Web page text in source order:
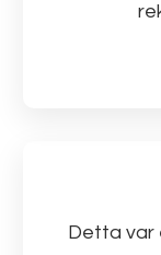
Detta var